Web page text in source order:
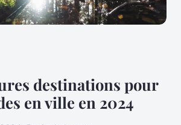
destinations pour
en ville en 2024